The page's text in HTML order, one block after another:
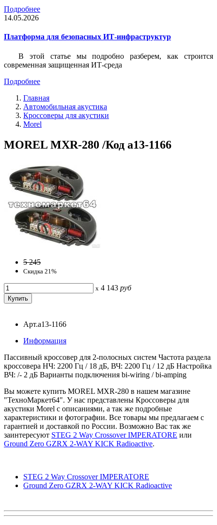
Подробнее
14.05.2026
Платформа для безопасных ИТ-инфраструктур
В этой статье мы подробно разберем, как строится
современная защищенная ИТ-среда
Подробнее
Главная
Автомобильная акустика
Кроссоверы для акустики
Morel
MOREL MXR-280 /Код a13-1166
5 245
Скидка 21%
x 4 143 руб
Арт.a13-1166
Информация
Пассивный кроссовер для 2-полосных систем Частота раздела
кроссовера НЧ: 2200 Гц / 18 дБ, ВЧ: 2200 Гц / 12 дБ Настройка
ВЧ: /- 2 дБ Варианты подключения bi-wiring / bi-amping
Вы можете купить MOREL MXR-280 в нашем магазине
"ТехноМаркет64". У нас представлены Кроссоверы для
акустики Morel с описаниями, а так же подробные
характеристики и фотографии. Все товары мы предлагаем с
гарантией и доставкой по России. Возможно Вас так же
заинтересуют STEG 2 Way Crossover IMPERATORE или
Ground Zero GZRX 2-WAY KICK Radioactive.
STEG 2 Way Crossover IMPERATORE
Ground Zero GZRX 2-WAY KICK Radioactive